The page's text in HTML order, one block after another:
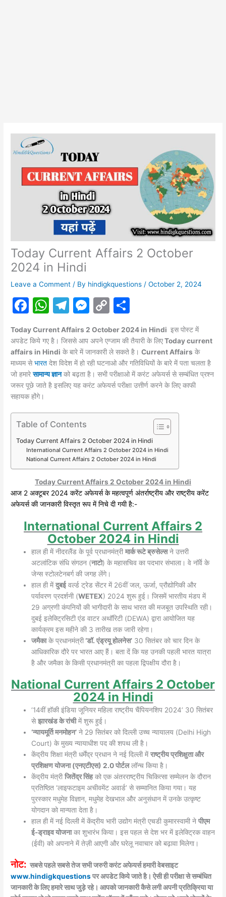
Today Current Affairs 2 October
2024 in Hindi
Leave a Comment / By hindigkquestions /October 2, 2024
F
c
e
b
o
o
k
W
at
s
A
p
T
e
gr
a
m
M
s
s
e
n
er
C
p
y
Li
n
ar
e
Today Current Affairs 2 October 2024 in Hindi इस पोस्ट में
अपडेट किये गए है। जिससे आप अपने एग्जाम की तैयारी के लिएToday current
affairs in Hindi के बारे में जानकारी ले सकते है।Current Affairs के
माध्यम सेभारत देश विदेश में हो रही घटनाओ और गतिविधियों के बारे में पता चलता है
जो हमारेसामान्य ज्ञानको बढ़ता है। सभी परीक्षाओ में करंटअफेयर्ससे सम्बंधित प्रश्न
जरूर पूछे जाते है इसलिए यह करंट अफेयर्स परीक्षा उत्तीर्ण करने के लिए काफी
सहायक होंगे।
Table of Contents
Today Current Affairs 2 October 2024 in Hindi
International Current Affairs 2 October 2024 in Hindi
National Current Affairs 2 October 2024 in Hindi
Today Current Affairs 2 October 2024 in Hindi
आज 2 अक्टूबर 2024 करेंट अफेयर्स के महत्वपूर्ण अंतर्राष्ट्रीय और राष्ट्रीय करेंट
अफेयर्स की जानकारी विस्तृत रूप में निचे दी गयी है:-
International Current Affairs 2
October 2024 in Hindi
हाल ही में नीदरलैंड के पूर्व प्रधानमंत्रीमार्क रूटे ब्रुसेल्सने उत्तरी
अटलांटिक संधि संगठन (नाटो) के महासचिव का पदभार संभाला। वे नॉर्वे के
जेन्स स्टोलटेनबर्ग की जगह लेंगे।
हाल ही मेंदुबईवर्ल्ड ट्रेड सेंटर में 26वीं जल, ऊर्जा, प्रौद्योगिकी और
पर्यावरण प्रदर्शनी (WETEX) 2024 शुरू हुई। जिसमें भारतीय मंडप में
29 अग्रणी कंपनियों की भागीदारी के साथ भारत की मजबूत उपस्थिति रही।
दुबई इलेक्ट्रिसिटी एंड वाटर अथॉरिटी (DEWA) द्वारा आयोजित यह
कार्यक्रम इस महीने की 3 तारीख तक जारी रहेगा।
जमैकाके प्रधानमंत्री‘डॉ. एंड्रयू होलनेस’ 30 सितंबर को चार दिन के
आधिकारिक दौरे पर भारत आए हैं। बता दें कि यह उनकी पहली भारत यात्रा
है और जमैका के किसी प्रधानमंत्री का पहला द्विपक्षीय दौरा है।
National Current Affairs 2 October
2024 in Hindi
‘14वीं हॉकी इंडिया जूनियर महिला राष्‍ट्रीय चैंपियनशिप 2024’ 30 सितंबर
सेझारखंड के रांचीमें शुरू हुई।
‘न्यायमूर्ति मनमोहन’ ने 29 सितंबर को दिल्ली उच्च न्यायालय (Delhi High
Court) के मुख्य न्यायाधीश पद की शपथ ली है।
केंद्रीय शिक्षा मंत्री धर्मेंद्र प्रधान ने नई दिल्ली मेंराष्ट्रीय प्रशिक्षुता और
प्रशिक्षण योजना (एनएटीएस) 2.0 पोर्टललॉन्च किया है।
केंद्रीय मंत्रीजितेंद्र सिंहको एक अंतरराष्ट्रीय चिकित्सा सम्मेलन के दौरान
प्रतिष्ठित ‘लाइफटाइम अचीवमेंट अवार्ड’ से सम्मानित किया गया। यह
पुरस्कार मधुमेह विज्ञान, मधुमेह देखभाल और अनुसंधान में उनके उत्कृष्ट
योगदान को मान्यता देता है।
हाल ही में नई दिल्ली में केंद्रीय भारी उद्योग मंत्री एचडी कुमारस्वामी नेपीएम
ई-ड्राइव योजनाका शुभारंभ किया। इस पहल से देश भर में इलेक्ट्रिक वाहन
(ईवी) को अपनाने में तेज़ी आएगी और घरेलू नवाचार को बढ़ावा मिलेगा।
नोट: सबसे पहले सबसे तेज सभी जरुरी करंट अफेयर्स हमारी वेबसाइट
www.hindigkquestionsपर अपडेट किये जाते है। ऐसी ही परीक्षा से सम्बंधित
जानकारी के लिए हमारे साथ जुड़े रहे। आपको जानकारी कैसे लगी अपनी प्रतिक्रिया या